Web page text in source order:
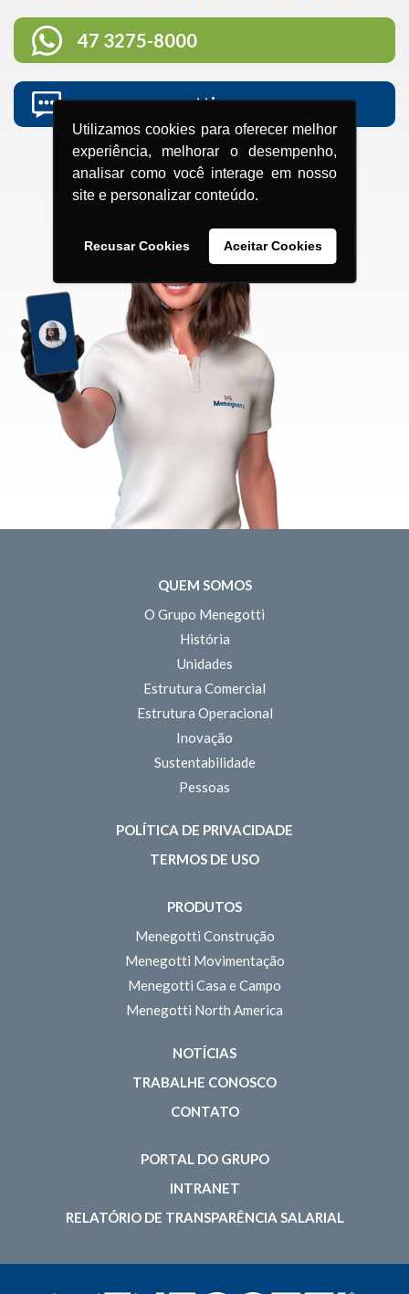
Utilizamos cookies para oferecer melhor
experiência, melhorar o desempenho,
analisar como você interage em nosso
site e personalizar conteúdo.
Recusar Cookies Aceitar Cookies
47 3275-8000
grupomenegotti.com
QUEM SOMOS
O Grupo Menegotti
História
Unidades
Estrutura Comercial
Estrutura Operacional
Inovação
Sustentabilidade
Pessoas
POLÍTICA DE PRIVACIDADE
TERMOS DE USO
PRODUTOS
Menegotti Construção
Menegotti Movimentação
Menegotti Casa e Campo
Menegotti North America
NOTÍCIAS
TRABALHE CONOSCO
CONTATO
PORTAL DO GRUPO
INTRANET
RELATÓRIO DE TRANSPARÊNCIA SALARIAL